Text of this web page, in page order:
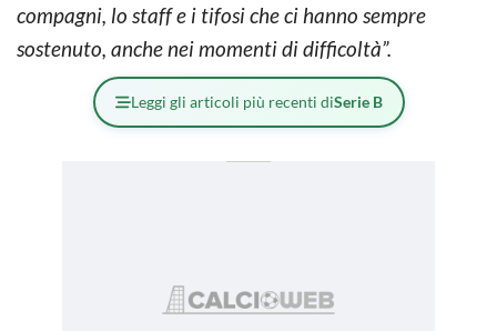
compagni, lo staff e i tifosi che ci hanno sempre
sostenuto, anche nei momenti di difficoltà”.
Leggi gli articoli più recenti diSerie B